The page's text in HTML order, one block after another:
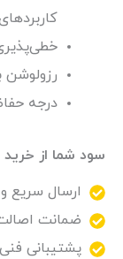
رزولوشن
درجه
سود شما از
ارسال سریع
ضمانت
پشتیبانی